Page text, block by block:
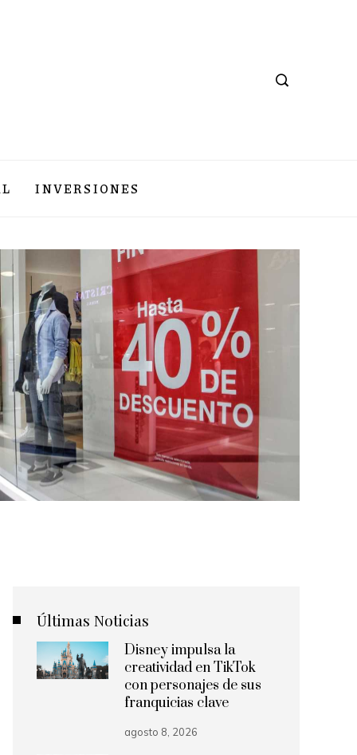
INVERSIONES
Últimas Noticias
Disney impulsa la
creatividad en TikTok
con personajes de sus
franquicias clave
agosto 8, 2026